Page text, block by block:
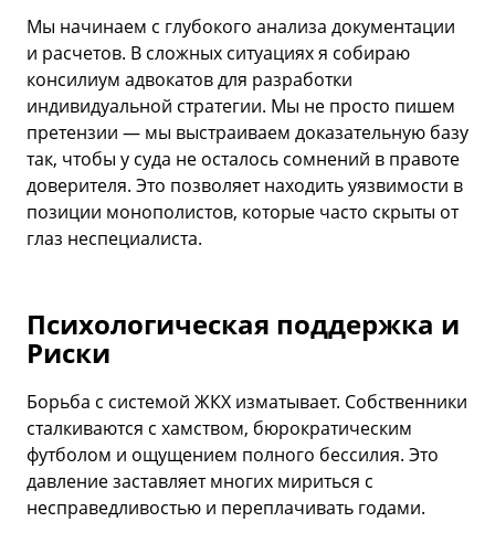
Мы начинаем с глубокого анализа документации
и расчетов. В сложных ситуациях я собираю
консилиум адвокатов для разработки
индивидуальной стратегии. Мы не просто пишем
претензии — мы выстраиваем доказательную базу
так, чтобы у суда не осталось сомнений в правоте
доверителя. Это позволяет находить уязвимости в
позиции монополистов, которые часто скрыты от
глаз неспециалиста.
Психологическая поддержка и
Риски
Борьба с системой ЖКХ изматывает. Собственники
сталкиваются с хамством, бюрократическим
футболом и ощущением полного бессилия. Это
давление заставляет многих мириться с
несправедливостью и переплачивать годами.